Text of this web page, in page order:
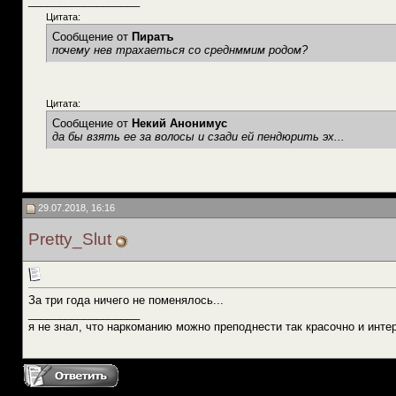
Цитата:
Сообщение от Пиратъ
почему нев трахаеться со среднммим родом?
Цитата:
Сообщение от Некий Анонимус
да бы взять ее за волосы и сзади ей пендюрить эх...
29.07.2018, 16:16
Pretty_Slut
За три года ничего не поменялось...
я не знал, что наркоманию можно преподнести так красочно и